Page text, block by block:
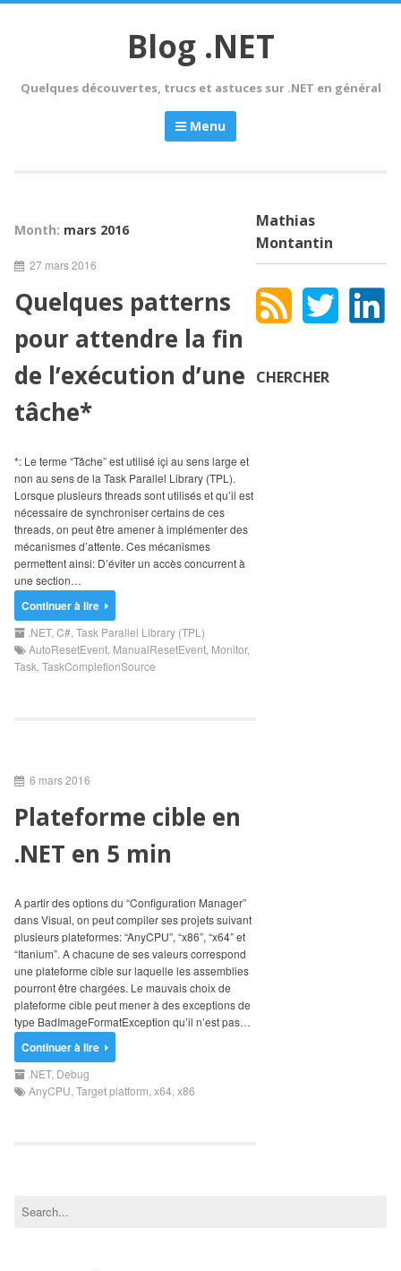
Blog .NET
Quelques découvertes, trucs et astuces sur .NET en général
Menu
Month: mars 2016
27 mars 2016
Quelques patterns
pour attendre la fin
de l’exécution d’une
tâche*
*: Le terme “Tâche” est utilisé içi au sens large et
non au sens de la Task Parallel Library (TPL).
Lorsque plusieurs threads sont utilisés et qu’il est
nécessaire de synchroniser certains de ces
threads, on peut être amener à implémenter des
mécanismes d’attente. Ces mécanismes
permettent ainsi: D’éviter un accès concurrent à
une section…
Continuer à lire
.NET, C# Task Parallel Library (TPL)
AutoResetEvent ManualResetEvent Monitor,
Task TaskCompletionSource
6 mars 2016
Plateforme cible en
.NET en 5 min
A partir des options du “Configuration Manager”
dans Visual, on peut compiler ses projets suivant
plusieurs plateformes: “AnyCPU”, “x86”, “x64” et
“Itanium”. A chacune de ses valeurs correspond
une plateforme cible sur laquelle les assemblies
pourront être chargées. Le mauvais choix de
plateforme cible peut mener à des exceptions de
type BadImageFormatException qu’il n’est pas…
Continuer à lire
.NET, Debug
AnyCPU Target platform x64 x86
Mathias
Montantin
CHERCHER